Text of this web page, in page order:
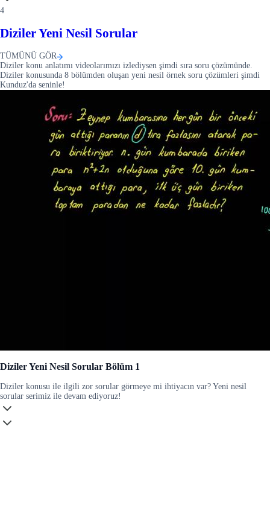
4
Diziler Yeni Nesil Sorular
TÜMÜNÜ GÖR
Diziler konu anlatımı videolarımızı izlediysen şimdi sıra soru çözümünde.
Diziler konusunda 8 bölümden oluşan yeni nesil örnek soru çözümleri şimdi
Kunduz'da seninle!
Diziler Yeni Nesil Sorular Bölüm 1
Diziler konusu ile ilgili zor sorular görmeye mi ihtiyacın var? Yeni nesil
sorular serimiz ile devam ediyoruz!